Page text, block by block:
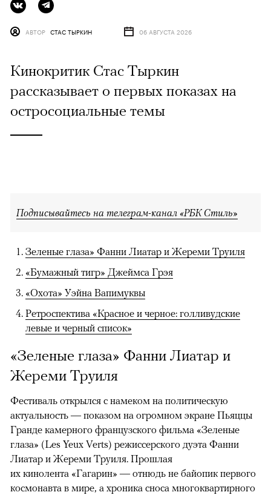
АВТОР СТАС ТЫРКИН 06 АВГУСТА 2026
Кинокритик Стас Тыркин
рассказывает о первых показах на
остросоциальные темы
Подписывайтесь на телеграм-канал «РБК Стиль»
Зеленые глаза» Фанни Лиатар и Жереми Труиля
«Бумажный тигр» Джеймса Грэя
«Охота» Уэйна Вапимуквы
Ретроспектива «Красное и черное: голливудские
левые и черный список»
«Зеленые глаза» Фанни Лиатар и
Жереми Труиля
Фестиваль открылся с намеком на политическую
актуальность — показом на огромном экране Пьяццы
Гранде камерного французского фильма «Зеленые
глаза» (Les Yeux Verts) режиссерского дуэта Фанни
Лиатар и Жереми Труиля. Прошлая
их кинолента «Гагарин» — отнюдь не байопик первого
космонавта в мире, а хроника сноса многоквартирного